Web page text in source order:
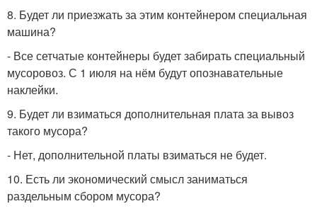
8. Будет ли приезжать за этим контейнером специальная
машина?
- Все сетчатые контейнеры будет забирать специальный
мусоровоз. С 1 июля на нём будут опознавательные
наклейки.
9. Будет ли взиматься дополнительная плата за вывоз
такого мусора?
- Нет, дополнительной платы взиматься не будет.
10. Есть ли экономический смысл заниматься
раздельным сбором мусора?